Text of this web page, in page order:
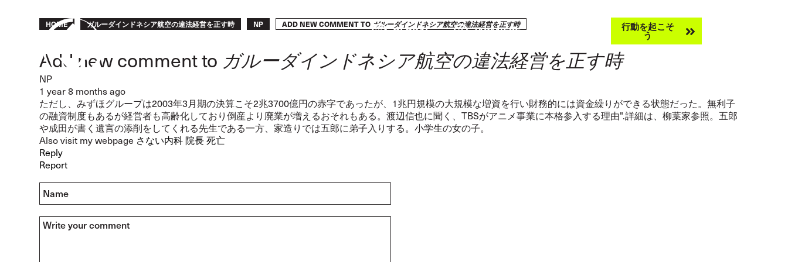
GLOBAL JAPANESE
Take
action
行動を起こそ
う
Breadcrumb
HOME ガルーダインドネシア航空の違法経営を正す時 NP ADD NEW COMMENT TO ガルーダインドネシア航空の違法経営を正す時
Add new comment to ガルーダインドネシア航空の違法経営を正す時
In
reply
to
NL
by
Connie
(not
verified)
NP
1 year 8 months ago
ただし、みずほグループは2003年3月期の決算こそ2兆3700億円の赤字であったが、1兆円規模の大規模な増資を行い財務的には資金繰りができる状態だった。無利子
の融資制度もあるが経営者も高齢化しており倒産より廃業が増えるおそれもある。渡辺信也に聞く、TBSがアニメ事業に本格参入する理由".詳細は、柳葉家参照。五郎
や成田が書く遺言の添削をしてくれる先生である一方、家造りでは五郎に弟子入りする。小学生の女の子。
Also visit my webpage さない内科 院長 死亡
Reply
Report